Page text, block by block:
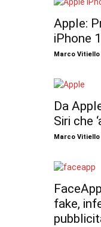
Apple:
iPhone
Marco Vitiello
Da
Siri che
Marco Vitiello
fake,